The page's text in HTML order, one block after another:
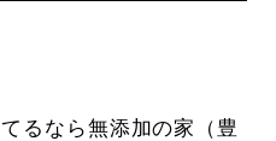
るなら無添加の家（豊